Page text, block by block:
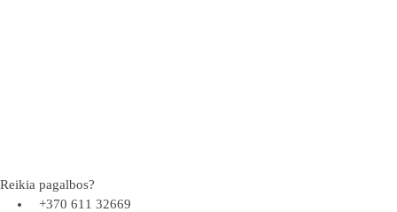
Reikia pagalbos?
+370 611 32669